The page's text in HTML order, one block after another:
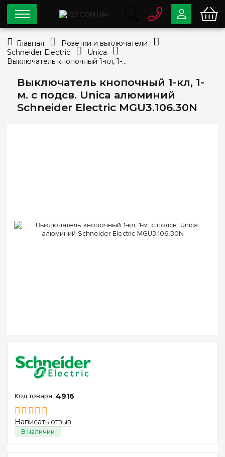
Выключатель кнопочный 1-кл, 1-
м. c подсв. Unica алюминий
Schneider Electric MGU3.106.30N
4916
Написать отзыв
0 80033-63-07
info@e7.com.ua
Viber Telegram
Главная
Розетки и выключатели
Schneider Electric
Unica
Выключатель кнопочный 1-кл, 1-м. c подсв. Unica алюминий Schneider Electric MGU3.106.30N